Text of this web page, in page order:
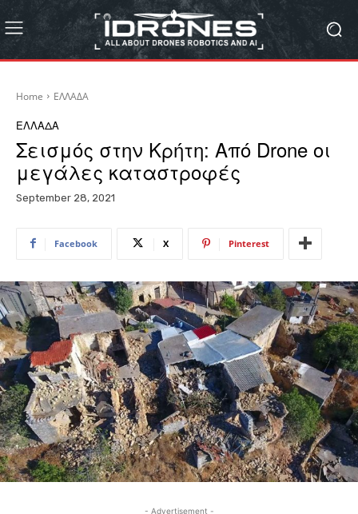
Home ΕΛΛΑΔΑ
ΕΛΛΑΔΑ
Σεισμός στην Κρήτη: Από Drone οι
μεγάλες καταστροφές
September 28, 2021
Facebook X Pinterest
- Advertisement -